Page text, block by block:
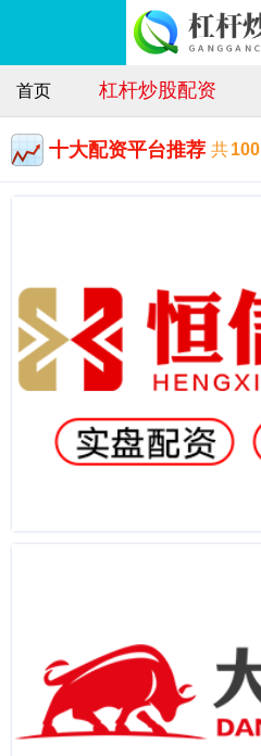
首页 杠杆炒股配资
十大配资平台推荐 共100